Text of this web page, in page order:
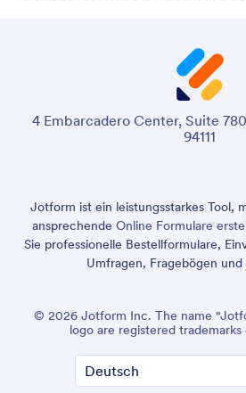
4 Embarcadero Center, Suite
94111
Jotform ist ein leistungsstarkes Tool,
ansprechende Online Formulare
Sie professionelle Bestellformulare,
Umfragen, Fragebögen und
© 2026 Jotform Inc. The name
logo are registered